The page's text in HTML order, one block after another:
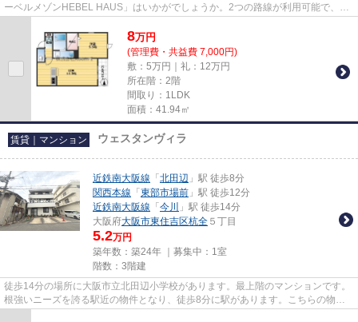
ーベルメゾンHEBEL HAUS」はいかがでしょうか。2つの路線が利用可能で、片
8万円
(管理費・共益費 7,000円)
敷：5万円｜礼：12万円
所在階：2階
間取り：1LDK
面積：41.94㎡
賃貸｜マンション ウェスタンヴィラ
近鉄南大阪線 「 北田辺 」駅 徒歩8分
関西本線 「 東部市場前 」駅 徒歩12分
近鉄南大阪線 「 今川
」駅 徒歩14分
大阪府大阪市東住吉区杭全 ５丁目
5.2万円
築年数：築24年 ｜募集中： 1室
階数：3階建
徒歩14分の場所に大阪市立北田辺小学校があります。最上階のマンションです。
根強いニーズを誇る駅近の物件となり、徒歩8分に駅があります。こちらの物件